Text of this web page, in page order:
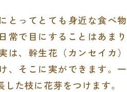
とってとても身近な食べ物
常で目にすることはあまり
は、幹生花（カンセイカ）
、そこに実ができます。一
た枝に花芽をつけます。